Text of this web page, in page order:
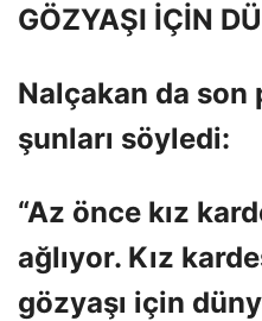
GÖZYAŞI İÇİN
Nalçakan da son
şunları söyledi:
“Az önce kız
ağlıyor. Kız
gözyaşı için